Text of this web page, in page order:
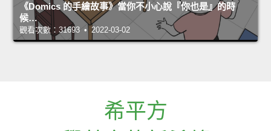
《Domics 的手繪故事》當你不小心說『你也是』的時
候…
觀看次數：31693 • 2022-03-02
希平方